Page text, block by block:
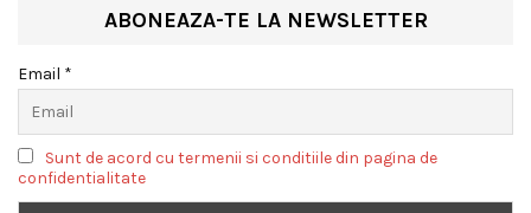
ABONEAZA-TE LA NEWSLETTER
Email *
Sunt de acord cu termenii si conditiile din pagina de
confidentialitate